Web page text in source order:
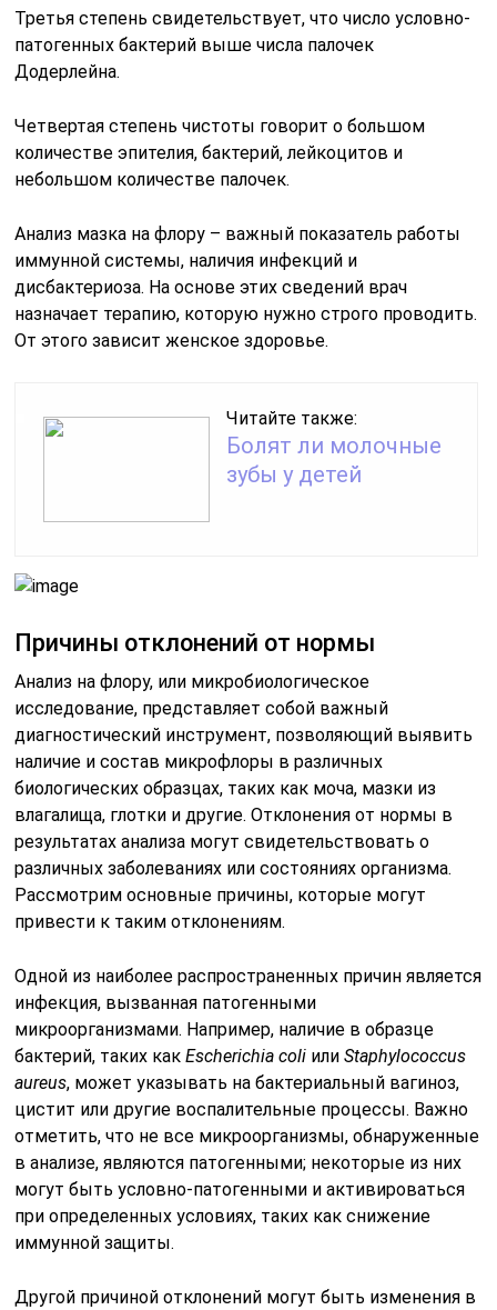
Третья степень свидетельствует, что число условно-
патогенных бактерий выше числа палочек
Додерлейна.
Четвертая степень чистоты говорит о большом
количестве эпителия, бактерий, лейкоцитов и
небольшом количестве палочек.
Анализ мазка на флору – важный показатель работы
иммунной системы, наличия инфекций и
дисбактериоза. На основе этих сведений врач
назначает терапию, которую нужно строго проводить.
От этого зависит женское здоровье.
Читайте также:
Болят ли молочные
зубы у детей
Причины отклонений от нормы
Анализ на флору, или микробиологическое
исследование, представляет собой важный
диагностический инструмент, позволяющий выявить
наличие и состав микрофлоры в различных
биологических образцах, таких как моча, мазки из
влагалища, глотки и другие. Отклонения от нормы в
результатах анализа могут свидетельствовать о
различных заболеваниях или состояниях организма.
Рассмотрим основные причины, которые могут
привести к таким отклонениям.
Одной из наиболее распространенных причин является
инфекция, вызванная патогенными
микроорганизмами. Например, наличие в образце
бактерий, таких какEscherichia coli илиStaphylococcus
aureus, может указывать на бактериальный вагиноз,
цистит или другие воспалительные процессы. Важно
отметить, что не все микроорганизмы, обнаруженные
в анализе, являются патогенными; некоторые из них
могут быть условно-патогенными и активироваться
при определенных условиях, таких как снижение
иммунной защиты.
Другой причиной отклонений могут быть изменения в